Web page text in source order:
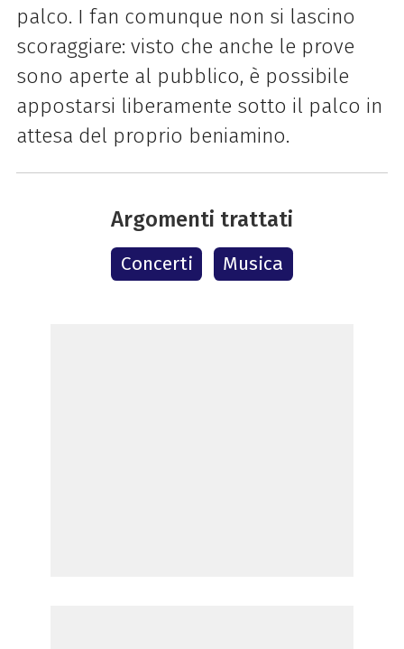
palco. I fan comunque non si lascino
scoraggiare: visto che anche le prove
sono aperte al pubblico, è possibile
appostarsi liberamente sotto il palco in
attesa del proprio beniamino.
Argomenti trattati
Concerti Musica